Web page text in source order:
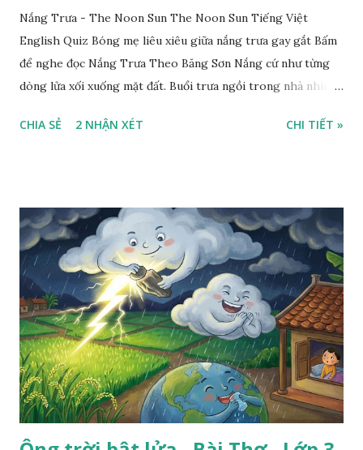
Nắng Trưa - The Noon Sun The Noon Sun Tiếng Việt
English Quiz Bóng mẹ liêu xiêu giữa nắng trưa gay gắt Bấm
để nghe đọc Nắng Trưa Theo Băng Sơn Nắng cứ như từng
dòng lửa xối xuống mặt đất. Buổi trưa ngồi trong nhà nhìn
CHIA SẺ 2 NHẬN XÉT CHI TIẾT »